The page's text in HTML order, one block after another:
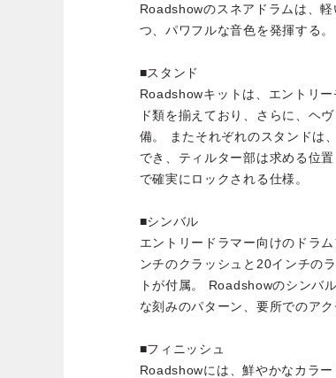
Roadshowのスネアドラムは、
つ、パワフルな音色を発揮する。
■スタンド
Roadshowキットは、エントリ
ド類を揃えており、さらに、ヘ
備。 またそれぞれのスタンドは
でき、ティルター部は求める位置
で確実にロックされる仕様。
■シンバル
エントリードラマー向けのドラ
ンチのクラッシュと20インチの
トが付属。 Roadshowのシンバ
な刻みのパターン、要所でのア
■フィニッシュ
Roadshowには、鮮やかなカラ